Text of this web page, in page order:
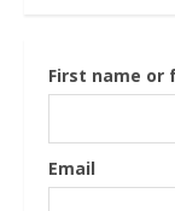
First name or
Email